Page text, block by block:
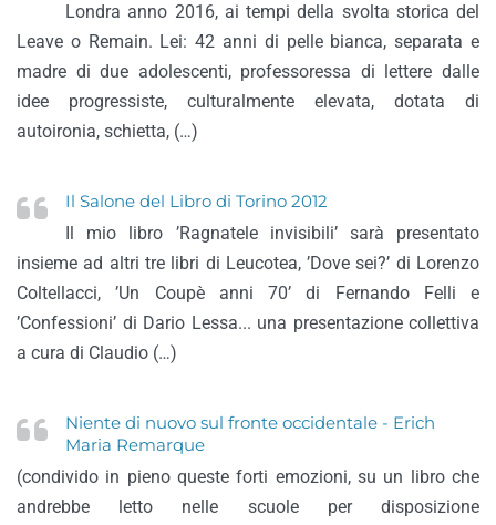
Londra anno 2016, ai tempi della svolta storica del
Leave o Remain. Lei: 42 anni di pelle bianca, separata e
madre di due adolescenti, professoressa di lettere dalle
idee progressiste, culturalmente elevata, dotata di
autoironia, schietta, (…)
Il Salone del Libro di Torino 2012
Il mio libro ’Ragnatele invisibili’ sarà presentato
insieme ad altri tre libri di Leucotea, ’Dove sei?’ di Lorenzo
Coltellacci, ’Un Coupè anni 70’ di Fernando Felli e
’Confessioni’ di Dario Lessa... una presentazione collettiva
a cura di Claudio (…)
Niente di nuovo sul fronte occidentale - Erich
Maria Remarque
(condivido in pieno queste forti emozioni, su un libro che
andrebbe letto nelle scuole per disposizione